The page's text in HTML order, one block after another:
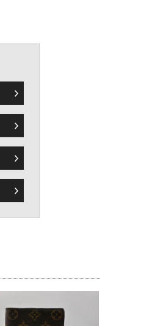
ョンを常時ご覧いただけ
りと、ブランドの魅力を